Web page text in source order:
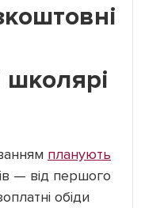
школярі
планують
— від першого
обіди